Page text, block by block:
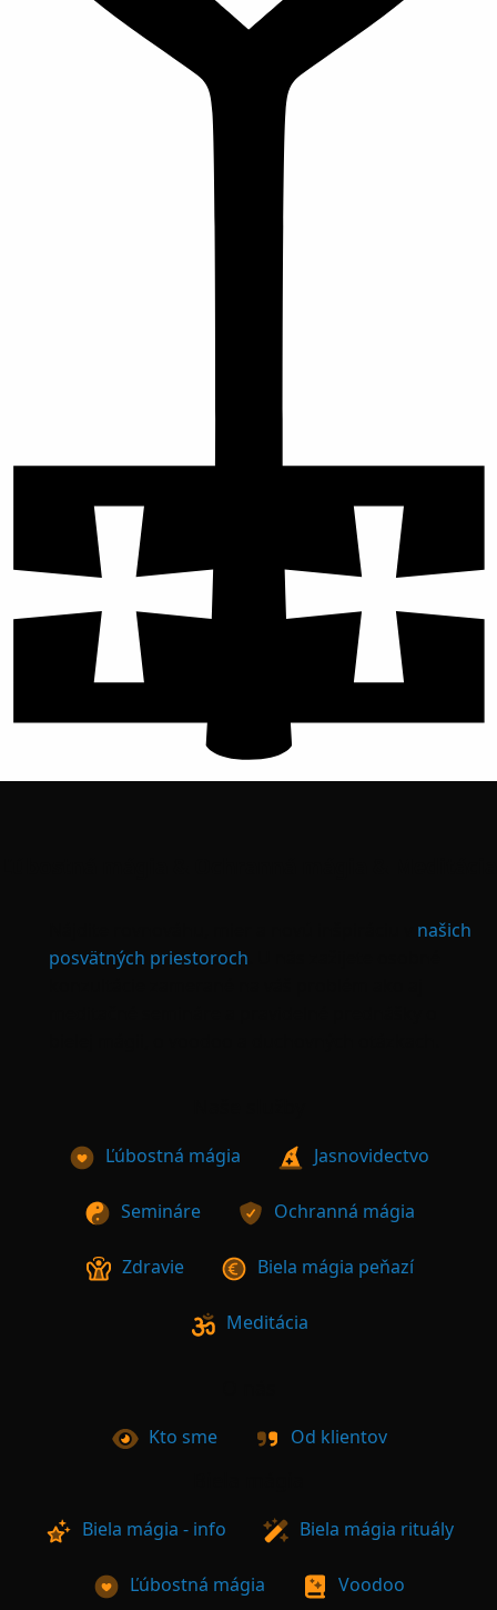
našich
posvätných priestoroch
Ľúbostná mágia Jasnovidectvo
Semináre Ochranná mágia
Zdravie Biela mágia peňazí
Meditácia
Kto sme Od klientov
Biela mágia - info Biela mágia rituály
Ľúbostná mágia Voodoo